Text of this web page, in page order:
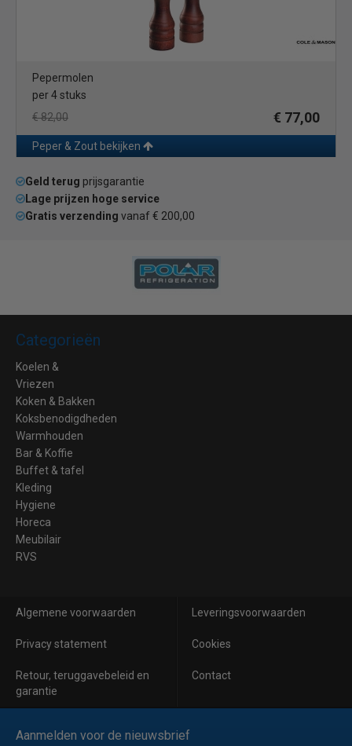
Pepermolen
per 4 stuks
€ 82,00
€ 77,00
Peper & Zout bekijken
Geld terug prijsgarantie
Lage prijzen hoge service
Gratis verzending vanaf € 200,00
Categorieën
Koelen &
Vriezen
Koken & Bakken
Koksbenodigdheden
Warmhouden
Bar & Koffie
Buffet & tafel
Kleding
Hygiene
Horeca
Meubilair
RVS
Algemene voorwaarden Leveringsvoorwaarden
Privacy statement Cookies
Retour, teruggavebeleid en
garantie
Contact
Aanmelden voor de nieuwsbrief